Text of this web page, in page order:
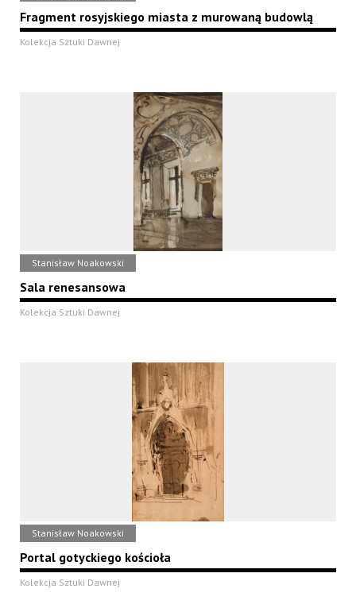
Fragment rosyjskiego miasta z murowaną budowlą
Kolekcja Sztuki Dawnej
Stanisław Noakowski
Sala renesansowa
Kolekcja Sztuki Dawnej
Stanisław Noakowski
Portal gotyckiego kościoła
Kolekcja Sztuki Dawnej